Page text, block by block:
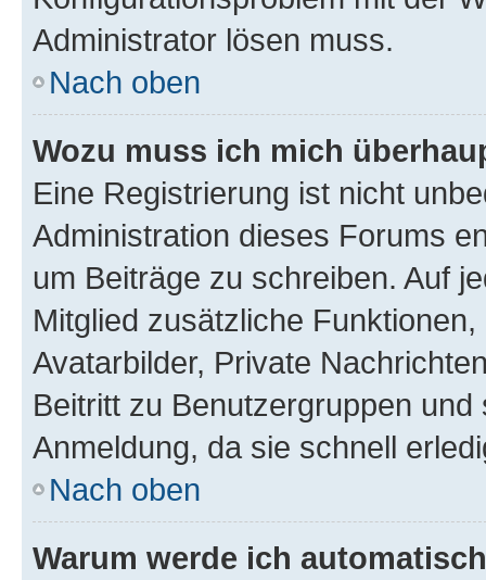
Administrator lösen muss.
Nach oben
Wozu muss ich mich
Eine Registrierung ist nicht
Administration dieses Forums
um Beiträge zu schreiben. Auf
Mitglied zusätzliche
Avatarbilder, Private
Beitritt zu Benutzergruppen
Anmeldung, da sie schnell
Nach oben
Warum werde ich